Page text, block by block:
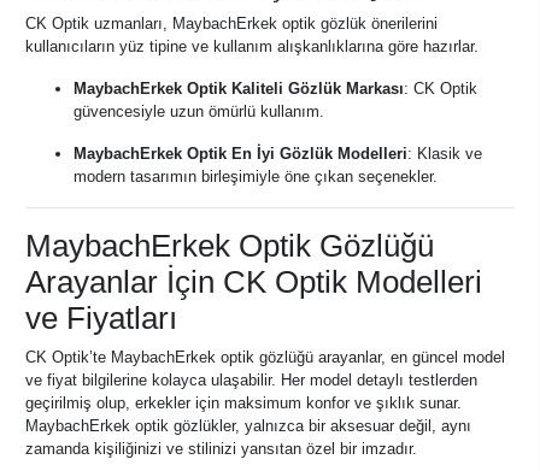
CK Optik uzmanları, MaybachErkek optik gözlük önerilerini
kullanıcıların yüz tipine ve kullanım alışkanlıklarına göre hazırlar.
MaybachErkek Optik Kaliteli Gözlük Markası: CK Optik
güvencesiyle uzun ömürlü kullanım.
MaybachErkek Optik En İyi Gözlük Modelleri: Klasik ve
modern tasarımın birleşimiyle öne çıkan seçenekler.
MaybachErkek Optik Gözlüğü
Arayanlar İçin CK Optik Modelleri
ve Fiyatları
CK Optik’te MaybachErkek optik gözlüğü arayanlar, en güncel model
ve fiyat bilgilerine kolayca ulaşabilir. Her model detaylı testlerden
geçirilmiş olup, erkekler için maksimum konfor ve şıklık sunar.
MaybachErkek optik gözlükler, yalnızca bir aksesuar değil, aynı
zamanda kişiliğinizi ve stilinizi yansıtan özel bir imzadır.